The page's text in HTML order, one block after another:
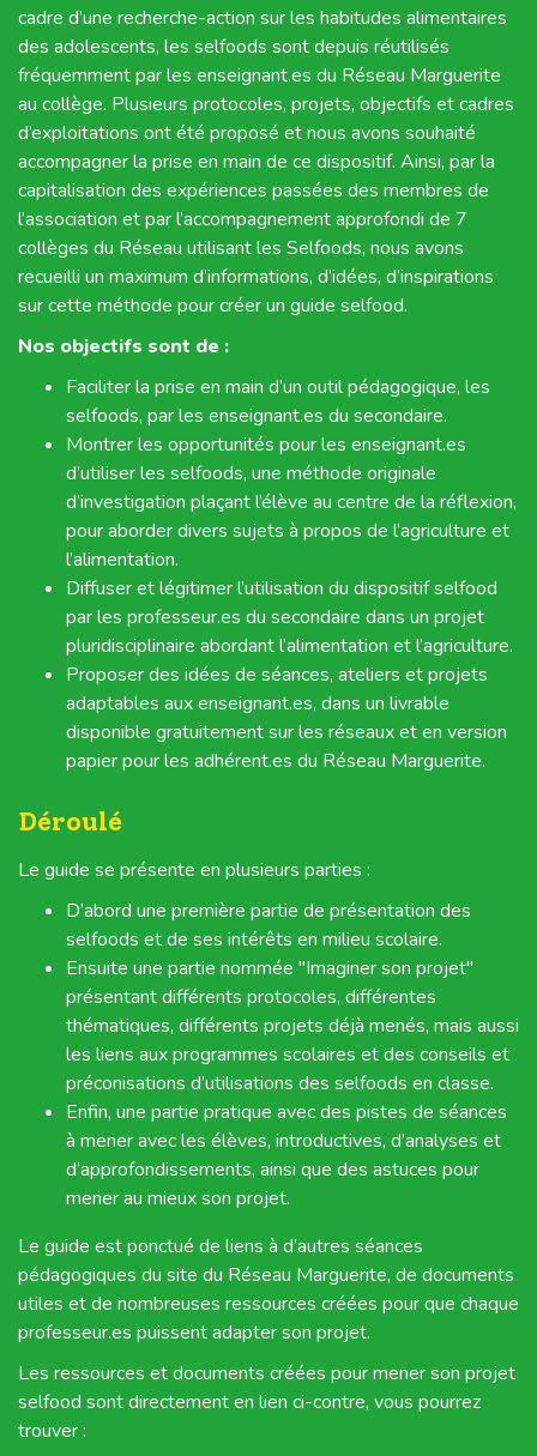
cadre d’une recherche-action sur les habitudes alimentaires
des adolescents, les selfoods sont depuis réutilisés
fréquemment par les enseignant.es du Réseau Marguerite
au collège. Plusieurs protocoles, projets, objectifs et cadres
d’exploitations ont été proposé et nous avons souhaité
accompagner la prise en main de ce dispositif. Ainsi, par la
capitalisation des expériences passées des membres de
l’association et par l’accompagnement approfondi de 7
collèges du Réseau utilisant les Selfoods, nous avons
recueilli un maximum d’informations, d’idées, d’inspirations
sur cette méthode pour créer un guide selfood.
Nos objectifs sont de :
Faciliter la prise en main d’un outil pédagogique, les
selfoods, par les enseignant.es du secondaire.
Montrer les opportunités pour les enseignant.es
d’utiliser les selfoods, une méthode originale
d’investigation plaçant l’élève au centre de la réflexion,
pour aborder divers sujets à propos de l’agriculture et
l’alimentation.
Diffuser et légitimer l’utilisation du dispositif selfood
par les professeur.es du secondaire dans un projet
pluridisciplinaire abordant l’alimentation et l’agriculture.
Proposer des idées de séances, ateliers et projets
adaptables aux enseignant.es, dans un livrable
disponible gratuitement sur les réseaux et en version
papier pour les adhérent.es du Réseau Marguerite.
Déroulé
Le guide se présente en plusieurs parties :
D’abord une première partie de présentation des
selfoods et de ses intérêts en milieu scolaire.
Ensuite une partie nommée "Imaginer son projet"
présentant différents protocoles, différentes
thématiques, différents projets déjà menés, mais aussi
les liens aux programmes scolaires et des conseils et
préconisations d’utilisations des selfoods en classe.
Enfin, une partie pratique avec des pistes de séances
à mener avec les élèves, introductives, d’analyses et
d’approfondissements, ainsi que des astuces pour
mener au mieux son projet.
Le guide est ponctué de liens à d’autres séances
pédagogiques du site du Réseau Marguerite, de documents
utiles et de nombreuses ressources créées pour que chaque
professeur.es puissent adapter son projet.
Les ressources et documents créées pour mener son projet
selfood sont directement en lien ci-contre, vous pourrez
trouver :